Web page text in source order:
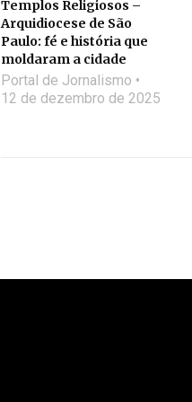
Templos Religiosos –
Arquidiocese de São
Paulo: fé e história que
moldaram a cidade
Portal de Jornalismo
12 de dezembro de 2025